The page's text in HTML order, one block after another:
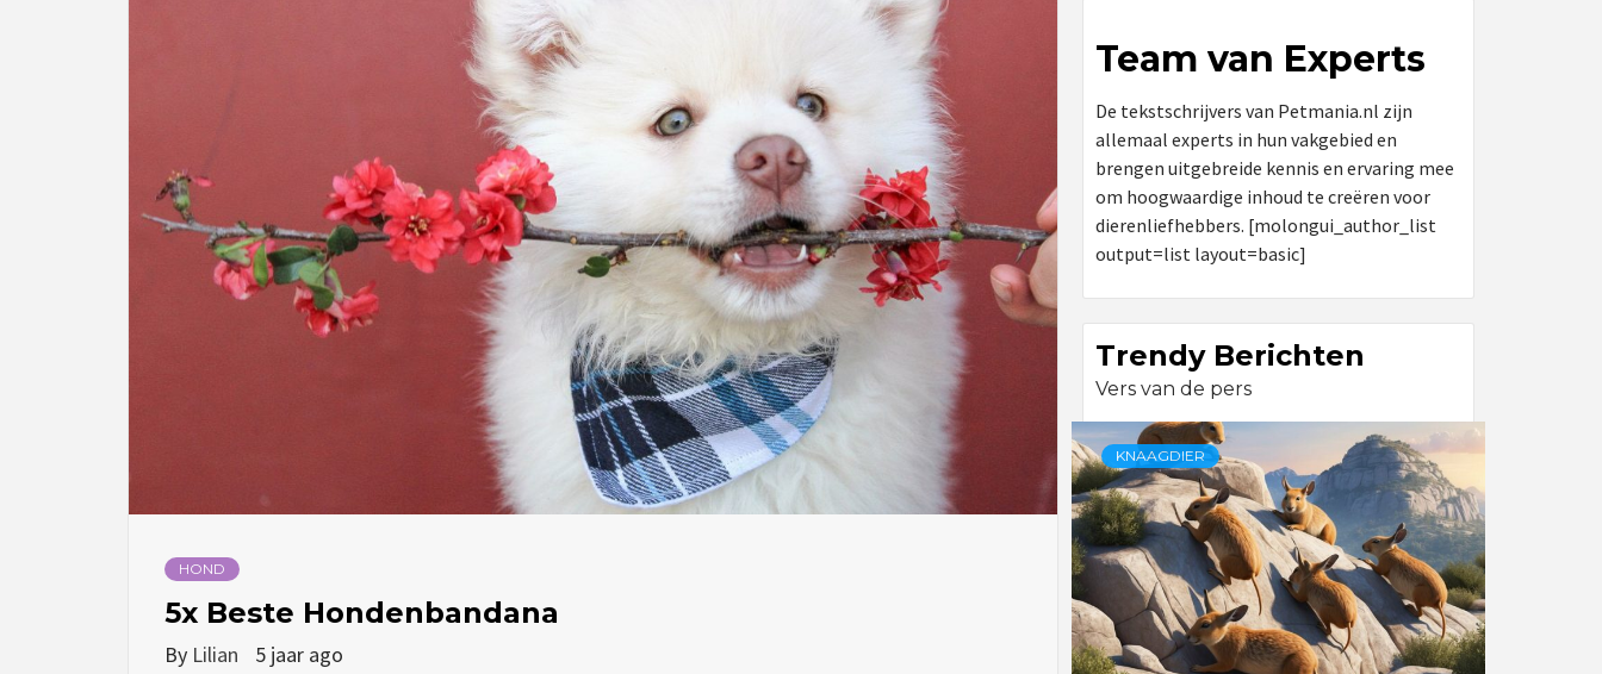
HOND
5x Beste Hondenbandana
By Lilian 5 jaar ago
Team van Experts
De tekstschrijvers van Petmania.nl zijn
allemaal experts in hun vakgebied en
brengen uitgebreide kennis en ervaring mee
om hoogwaardige inhoud te creëren voor
dierenliefhebbers. [molongui_author_list
output=list layout=basic]
Trendy Berichten
Vers van de pers
KNAAGDIER